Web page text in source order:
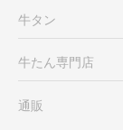
牛タン
牛たん専門店
通販